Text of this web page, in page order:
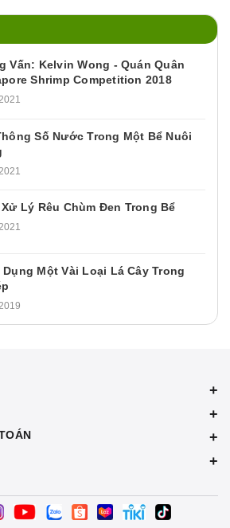
Vấn: Kelvin Wong - Quán Quân
Shrimp Competition 2018
Số Nước Trong Một Bể Nuôi
Lý Rêu Chùm Đen Trong Bể
Dụng Một Vài Loại Lá Cây Trong